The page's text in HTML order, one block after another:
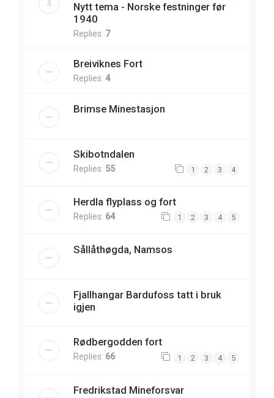
Nytt tema - Norske festninger før
1940
Replies: 7
Breiviknes Fort
Replies: 4
Brimse Minestasjon
Skibotndalen
Replies: 55 1 2 3 4
Herdla flyplass og fort
Replies: 64 1 2 3 4 5
Sållåthøgda, Namsos
Fjallhangar Bardufoss tatt i bruk
igjen
Rødbergodden fort
Replies: 66 1 2 3 4 5
Fredrikstad Mineforsvar